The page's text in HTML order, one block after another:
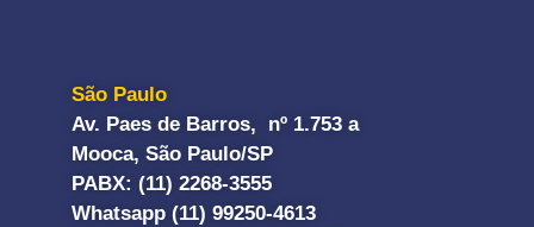
São Paulo
Av. Paes de Barros, nº 1.753 a
Mooca, São Paulo/SP
PABX: (11) 2268-3555
Whatsapp (11) 99250-4613